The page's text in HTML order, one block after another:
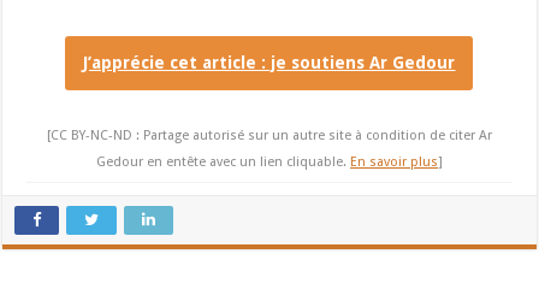
J’apprécie cet article : je soutiens Ar Gedour
[CC BY-NC-ND : Partage autorisé sur un autre site à condition de citer Ar
Gedour en entête avec un lien cliquable. En savoir plus]